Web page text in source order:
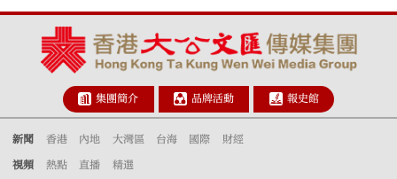
集團簡介 品牌活動 報史館
新聞 香港 內地 大灣區 台海 國際 財經
視頻 熱點 直播 精選